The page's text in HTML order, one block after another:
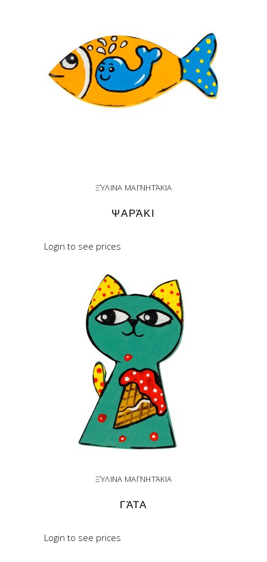
ΞΎΛΙΝΑ ΜΑΓΝΗΤΆΚΙΑ
ΨΑΡΆΚΙ
READ MORE
Login to see prices
ΞΎΛΙΝΑ ΜΑΓΝΗΤΆΚΙΑ
ΓΆΤΑ
READ MORE
Login to see prices